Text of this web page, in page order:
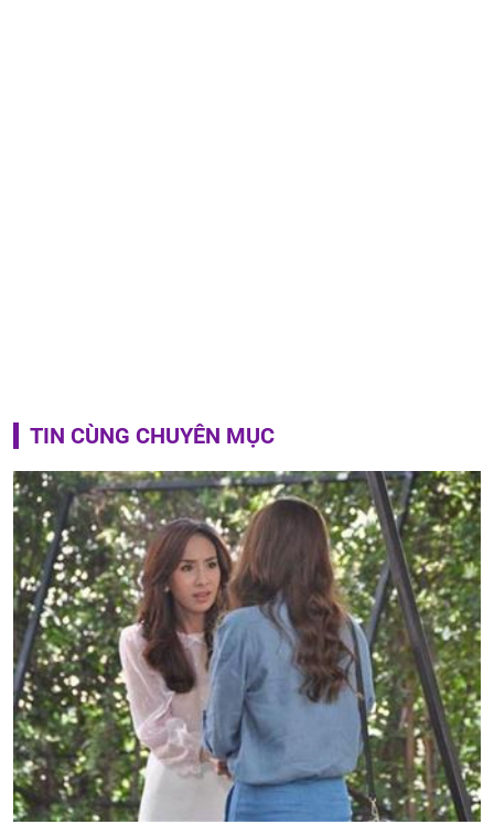
TIN CÙNG CHUYÊN MỤC